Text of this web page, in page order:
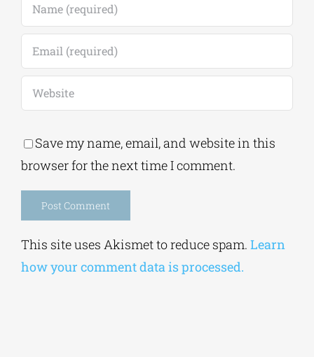
Save my name, email, and website in this
browser for the next time I comment.
This site uses Akismet to reduce spam. Learn
how your comment data is processed.